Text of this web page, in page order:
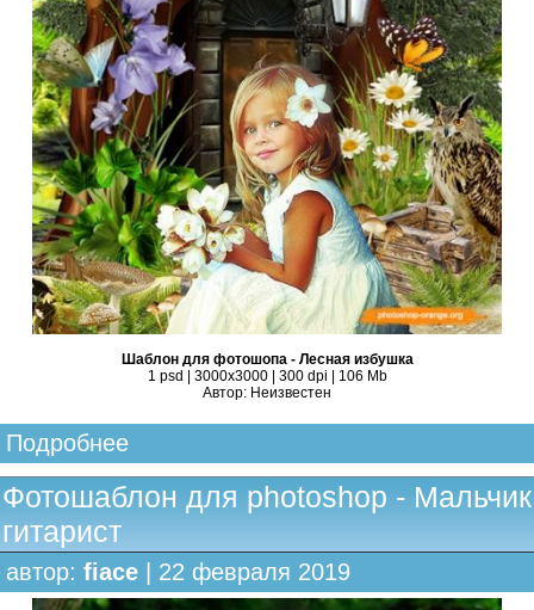
Шаблон для фотошопа - Лесная избушка
1 psd | 3000х3000 | 300 dpi | 106 Mb
Автор: Неизвестен
Подробнее
Фотошаблон для photoshop - Мальчик
гитарист
автор: fiace | 22 февраля 2019